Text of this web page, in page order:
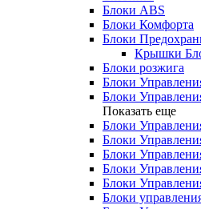
Блоки ABS
Блоки Комфорта
Блоки
Крышки
Блоки розжига
Блоки
Блоки
Показать еще
Блоки
Блоки
Блоки
Блоки
Блоки
Блоки